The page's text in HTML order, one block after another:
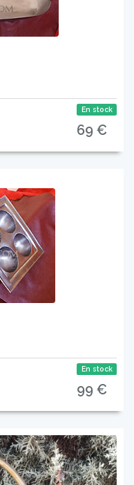
En stock
69 €
En stock
99 €